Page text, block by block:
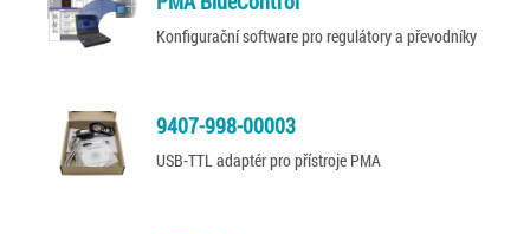
Konfigurační software pro regulátory a převodníky
9407-998-00003
USB-TTL adaptér pro přístroje PMA